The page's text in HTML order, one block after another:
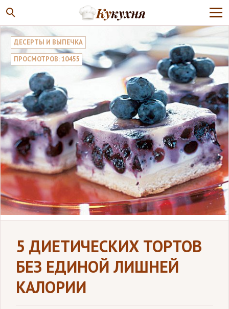
ДЕСЕРТЫ И ВЫПЕЧКА
ПРОСМОТРОВ: 10455
5 ДИЕТИЧЕСКИХ ТОРТОВ
БЕЗ ЕДИНОЙ ЛИШНЕЙ
КАЛОРИИ